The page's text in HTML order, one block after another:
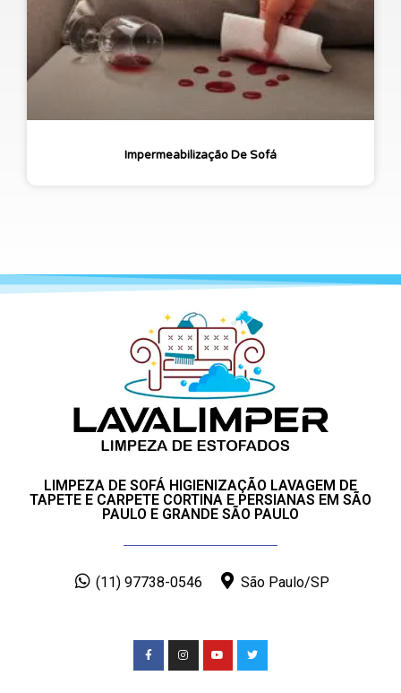
Impermeabilização De Sofá
LIMPEZA DE SOFÁ HIGIENIZAÇÃO LAVAGEM DE
TAPETE E CARPETE CORTINA E PERSIANAS EM SÃO
PAULO E GRANDE SÃO PAULO
(11) 97738-0546 São Paulo/SP